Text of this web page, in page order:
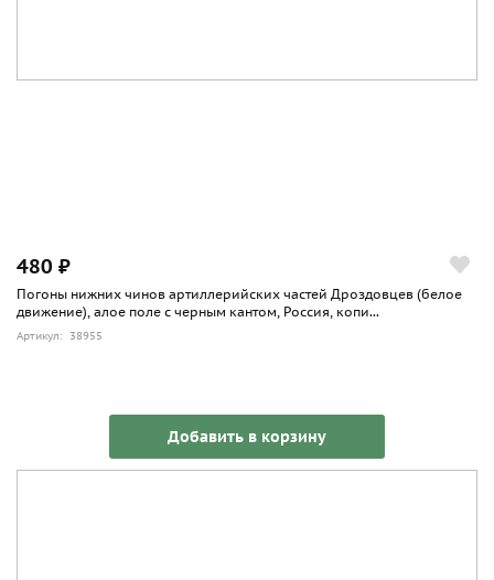
480 ₽
Погоны нижних чинов артиллерийских частей Дроздовцев (белое
движение), алое поле с черным кантом, Россия, копи...
Артикул: 38955
Добавить в корзину